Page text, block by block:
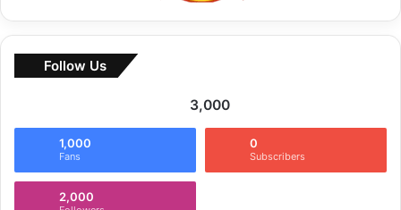
Follow Us
3,000
1,000
Fans
0
Subscribers
2,000